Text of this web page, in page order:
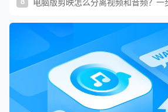
电脑版剪映怎么分离视频和音频？